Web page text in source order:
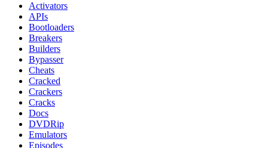
Activators
APIs
Bootloaders
Breakers
Builders
Bypasser
Cheats
Cracked
Crackers
Cracks
Docs
DVDRip
Emulators
Episodes